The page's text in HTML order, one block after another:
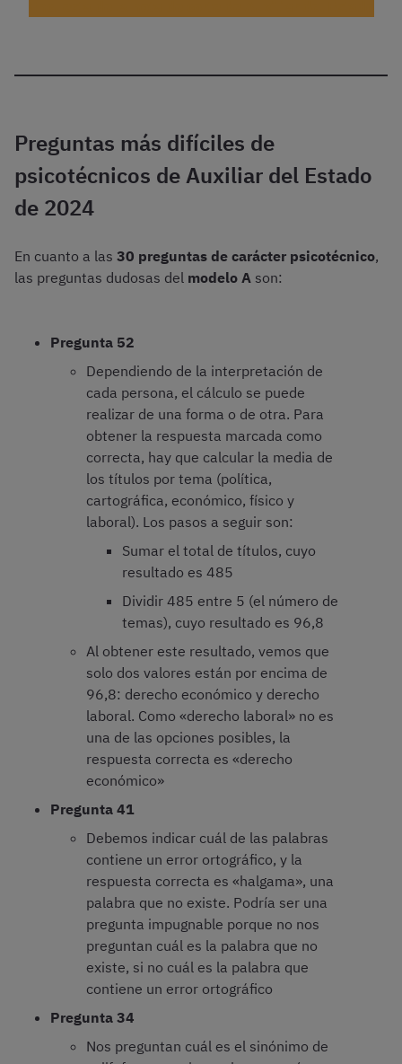
Preguntas más difíciles de
psicotécnicos de Auxiliar del Estado
de 2024
En cuanto a las 30 preguntas de carácter psicotécnico,
las preguntas dudosas del modelo A son:
Pregunta 52
Dependiendo de la interpretación de
cada persona, el cálculo se puede
realizar de una forma o de otra. Para
obtener la respuesta marcada como
correcta, hay que calcular la media de
los títulos por tema (política,
cartográfica, económico, físico y
laboral). Los pasos a seguir son:
Sumar el total de títulos, cuyo
resultado es 485
Dividir 485 entre 5 (el número de
temas), cuyo resultado es 96,8
Al obtener este resultado, vemos que
solo dos valores están por encima de
96,8: derecho económico y derecho
laboral. Como «derecho laboral» no es
una de las opciones posibles, la
respuesta correcta es «derecho
económico»
Pregunta 41
Debemos indicar cuál de las palabras
contiene un error ortográfico, y la
respuesta correcta es «halgama», una
palabra que no existe. Podría ser una
pregunta impugnable porque no nos
preguntan cuál es la palabra que no
existe, si no cuál es la palabra que
contiene un error ortográfico
Pregunta 34
Nos preguntan cuál es el sinónimo de